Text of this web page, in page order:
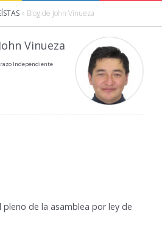
» Blog de John Vinueza
John Vinueza
Independiente
de la asamblea por ley de